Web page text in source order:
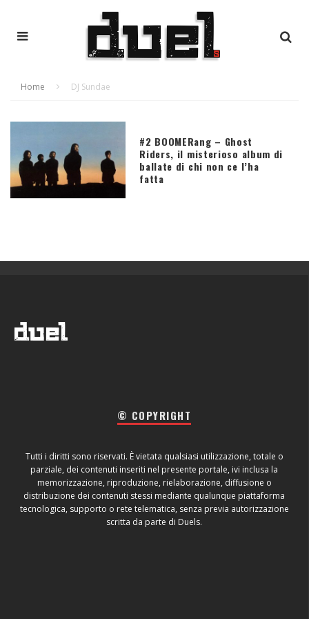
Home DJ Sundae
#2 BOOMERang – Ghost
Riders, il misterioso album di
ballate di chi non ce l’ha
fatta
© COPYRIGHT
Tutti i diritti sono riservati. È vietata qualsiasi utilizzazione, totale o
parziale, dei contenuti inseriti nel presente portale, ivi inclusa la
memorizzazione, riproduzione, rielaborazione, diffusione o
distribuzione dei contenuti stessi mediante qualunque piattaforma
tecnologica, supporto o rete telematica, senza previa autorizzazione
scritta da parte di Duels.